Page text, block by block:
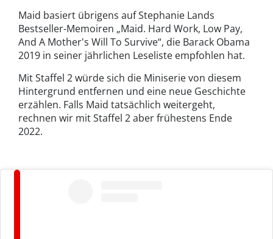
Maid basiert übrigens auf Stephanie Lands
Bestseller-Memoiren „Maid. Hard Work, Low Pay,
And A Mother's Will To Survive“, die Barack Obama
2019 in seiner jährlichen Leseliste empfohlen hat.
Mit Staffel 2 würde sich die Miniserie von diesem
Hintergrund entfernen und eine neue Geschichte
erzählen. Falls Maid tatsächlich weitergeht,
rechnen wir mit Staffel 2 aber frühestens Ende
2022.